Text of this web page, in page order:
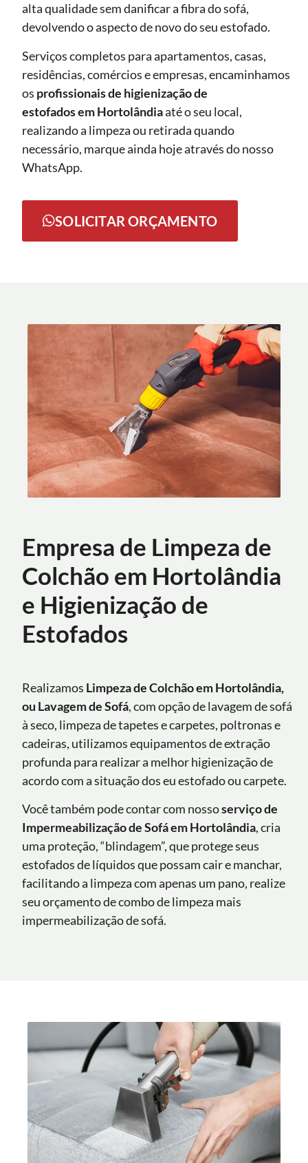
alta qualidade sem danificar a fibra do sofá,
devolvendo o aspecto de novo do seu estofado.
Serviços completos para apartamentos, casas,
residências, comércios e empresas, encaminhamos
os profissionais de higienização de
estofados em Hortolândiaaté o seu local,
realizando a limpeza ou retirada quando
necessário, marque ainda hoje através do nosso
WhatsApp.
SOLICITAR ORÇAMENTO
Empresa de Limpeza de
Colchão em Hortolândia
e Higienização de
Estofados
Realizamos Limpeza de Colchão em Hortolândia,
ou Lavagem de Sofá, com opção de lavagem de sofá
à seco, limpeza de tapetes e carpetes, poltronas e
cadeiras, utilizamos equipamentos de extração
profunda para realizar a melhor higienização de
acordo com a situação dos eu estofado ou carpete.
Você também pode contar com nossoserviço de
Impermeabilização de SofáemHortolândia, cria
uma proteção, “blindagem”, que protege seus
estofados de líquidos que possam cair e manchar,
facilitando a limpeza com apenas um pano, realize
seu orçamento de combo de limpeza mais
impermeabilização de sofá.